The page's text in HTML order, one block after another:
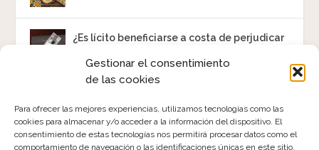
Gestionar el consentimiento
de las cookies
Para ofrecer las mejores experiencias, utilizamos tecnologías como las
cookies para almacenar y/o acceder a la información del dispositivo. El
consentimiento de estas tecnologías nos permitirá procesar datos como el
comportamiento de navegación o las identificaciones únicas en este sitio.
¿Es lícito beneficiarse a costa de perjudicar
Jun 1, 2025|Razones y Reflexiones,Textos
Mar 14, 2025|Poesía